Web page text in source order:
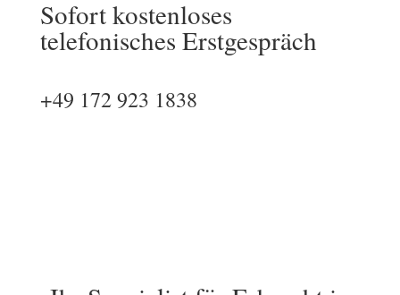
Sofort kostenloses
telefonisches Erstgespräch
+49 172 923 1838